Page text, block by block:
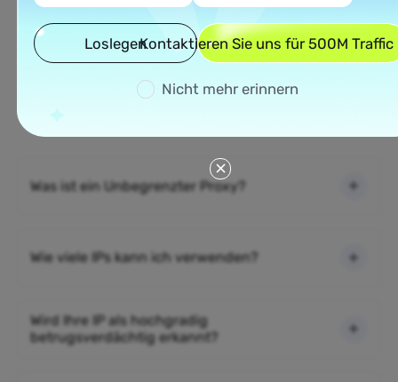
Häufig gestellte Fragen
Bitte lesen Sie unsere Dokumentation, wenn Ihre
Was ist ein Unbegrenzter Proxy?
Wie viele IPs kann ich verwenden?
Wird Ihre IP als hochgradig
betrugsverdächtig erkannt?
LoslegenKontaktieren Sie uns für 500M
Nicht mehr erinnern